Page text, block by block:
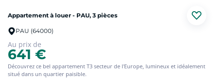
Appartement à louer - PAU, 3 pièces
PAU (64000)
Au prix de
641 €
Découvrez ce bel appartement T3 secteur de l'Europe, lumineux et idéalement
situé dans un quartier paisible.